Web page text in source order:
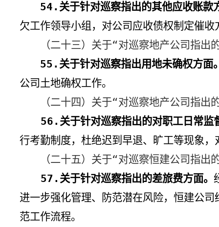
54. 关于针对巡察指出的其他应收账款
欠工作领导小组，对公司应收债权制定催收
（二十三）关于“对巡察地产公司指
55. 关于针对巡察指出用地未确权方面
公司土地确权工作。
（二十四）关于“对巡察地产公司指
56. 关于针对巡察指出的对职工日常监
行考勤制度，杜绝迟到早退、旷工等现象
（二十五）关于“对巡察恒建公司指
57. 关于针对巡察指出的差旅费方面。
进一步强化管理、防范潜在风险，恒建公
范工作流程。